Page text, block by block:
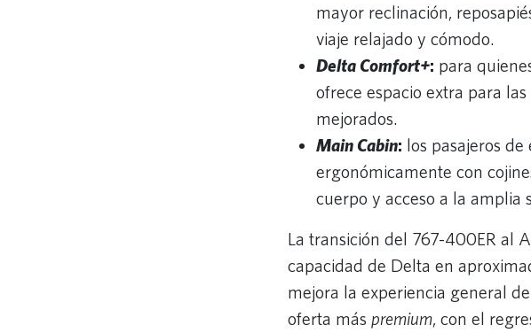
mayor reclinación,
viaje relajado y cómodo.
Delta Comfort+: para
ofrece espacio extra para
mejorados.
Main Cabin: los pasajeros
ergonómicamente con
cuerpo y acceso a la amplia
La transición del 767-400ER al
capacidad de Delta en
mejora la experiencia general
oferta más premium, con el